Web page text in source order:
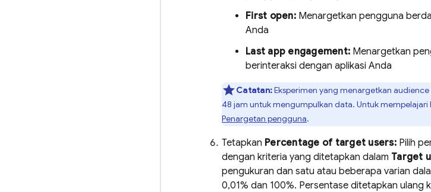
First open:Menargetkan pengguna
Anda
Last app engagement: Menargetkan
berinteraksi dengan aplikasi Anda
Catatan:Eksperimen yang menargetkan
48 jam untuk mengumpulkan data. Untuk
Penargetan pengguna.
Tetapkan Percentage of target users:Pilih
dengan kriteria yang ditetapkan dalam Target
pengukuran dan satu atau beberapa varian
0,01% dan 100%. Persentase ditetapkan ulang